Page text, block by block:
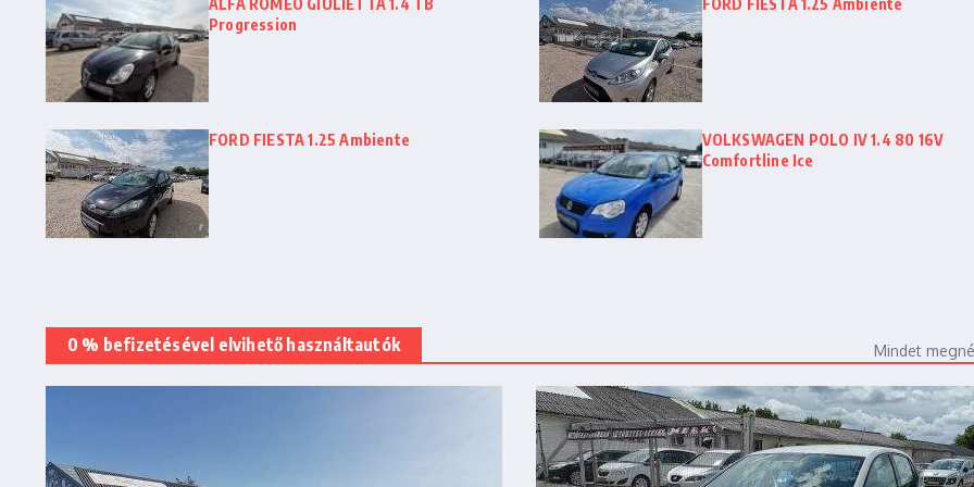
ALFA ROMEO GIULIETTA 1.4 TB
Progression
FORD FIESTA 1.25 Ambiente
FORD FIESTA 1.25 Ambiente
VOLKSWAGEN POLO IV 1.4 80 16V
Comfortline Ice
0 % befizetésével elvihető használtautók Mindet